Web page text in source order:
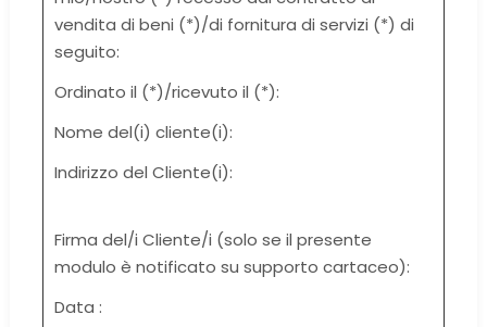
vendita di beni (*)/di fornitura di servizi (*) di
seguito:
Ordinato il (*)/ricevuto il (*):
Nome del(i) cliente(i):
Indirizzo del Cliente(i):
Firma del/i Cliente/i (solo se il presente
modulo è notificato su supporto cartaceo):
Data :